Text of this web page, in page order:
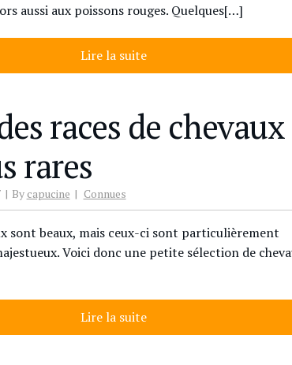
aussi aux poissons rouges. Quelques[…]
Lire la suite
races de chevaux
rares
Bycapucine Connues
sont beaux, mais ceux-ci sont particulièrement
Voici donc une petite sélection de
Lire la suite